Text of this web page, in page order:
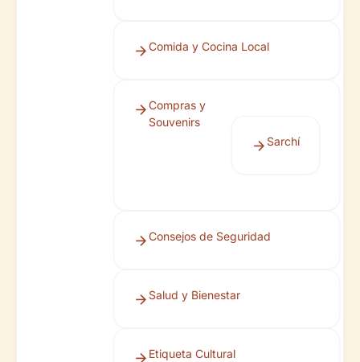
Comida y Cocina Local
Compras y
Souvenirs
Sarchí
Consejos de Seguridad
Salud y Bienestar
Etiqueta Cultural